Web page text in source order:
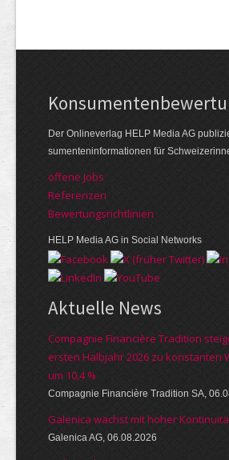
Der Online­verlag HELP Media AG
su­menten­infor­mationen für
offene Jobs
Referenzen
Bewer­tungs­richt­linien
HELP Media AG in Social Networks
Aktuelle News
Compagnie Financière Tradition
ersten Halbjahr 2026 zu konstanten
um 10,4 %
Compagnie Financière Tradition SA,
Galenica wächst mit hoher
Galenica AG, 06.08.2026